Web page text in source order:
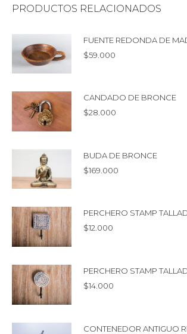
PRODUCTOS RELACIONADOS
FUENTE REDONDA DE
$59.000
CANDADO DE BRONCE
$28.000
BUDA DE BRONCE
$169.000
PERCHERO STAMP
$12.000
PERCHERO STAMP
$14.000
CONTENEDOR ANTIGUO